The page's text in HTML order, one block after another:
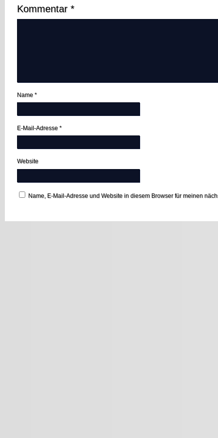
Kommentar *
Name *
E-Mail-Adresse *
Website
Name, E-Mail-Adresse und Website in diesem Browser für meinen